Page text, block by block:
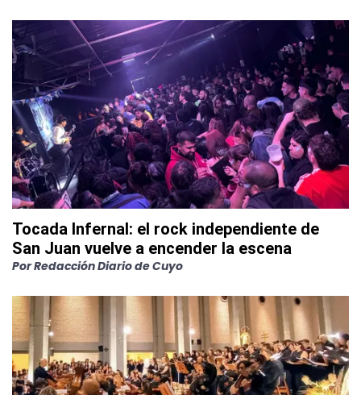
Tocada Infernal: el rock independiente de
San Juan vuelve a encender la escena
PorRedacción Diario de Cuyo